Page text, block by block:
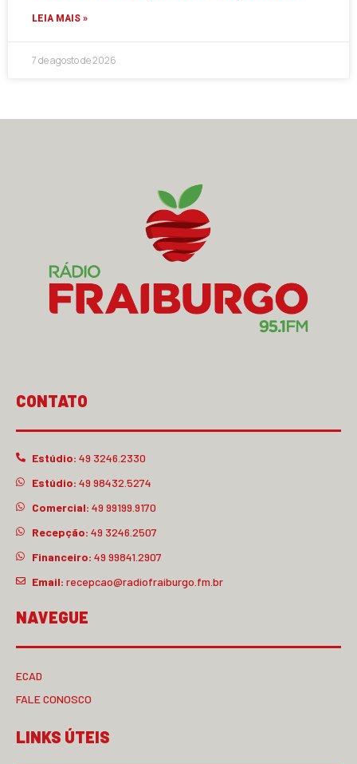
LEIA MAIS »
7 de agosto de 2026
CONTATO
Estúdio: 49 3246.2330
Estúdio: 49 98432.5274
Comercial: 49 99199.9170
Recepção: 49 3246.2507
Financeiro: 49 99841.2907
Email: recepcao@radiofraiburgo.fm.br
NAVEGUE
ECAD
FALE CONOSCO
LINKS ÚTEIS